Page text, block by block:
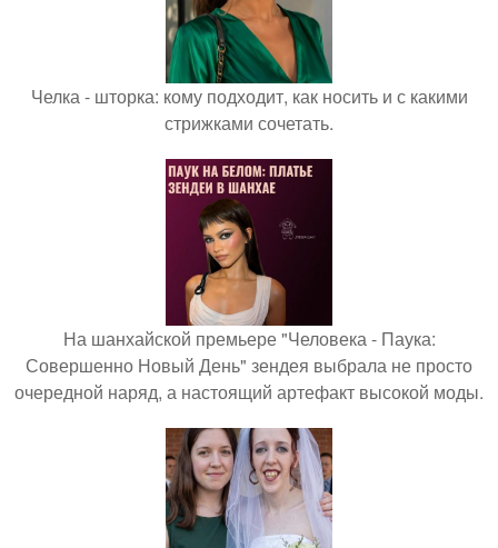
Челка - шторка: кому подходит, как носить и с какими
стрижками сочетать.
На шанхайской премьере "Человека - Паука:
Совершенно Новый День" зендея выбрала не просто
очередной наряд, а настоящий артефакт высокой моды.